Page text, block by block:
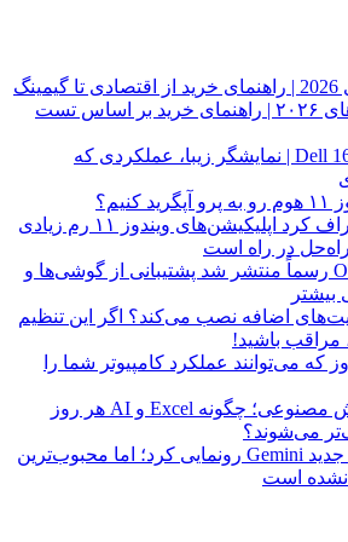
بهترین کروم‌بوک‌های ۲۰۲۶ | راهنمای خرید بر اساس تست
بررسی لپ‌تاپ Dell 16S | نمایشگر زیبا، عملکردی که
مایکروسافت اعتراف کرد اپلیکیشن‌های ویندوز ۱۱ رم زیادی
در راه است
اوبونتو تاچ OTA 2.0 رسماً منتشر شد پشتیبانی از گوشی‌ها و
بیشتر
ویندوز ۱۱ آپدیت‌های اضافه نصب می‌کند؟ اگر این تنظیم
مراقب باشید!
که می‌توانند عملکرد کامپیوتر شما را
آینده اکسل با هوش مصنوعی؛ چگونه Excel و AI هر روز
می‌شوند؟
گوگل از مدل‌های جدید Gemini رونمایی کرد؛ اما محبوب‌ترین
است